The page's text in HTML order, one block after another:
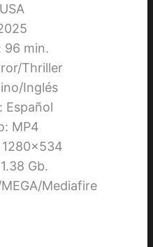
96 min.
Thriller
Inglés
Español
MP4
1280×534
Gb.
Mediafire